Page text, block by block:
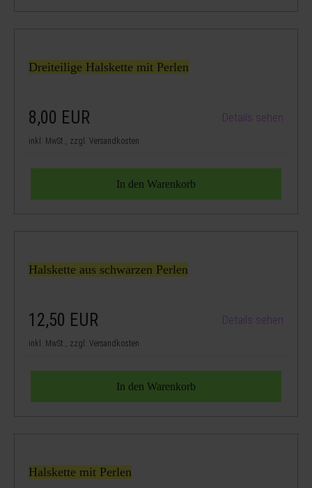
Dreiteilige Halskette mit Perlen
8,00 EUR Details sehen
inkl. MwSt., zzgl. Versandkosten
Halskette aus schwarzen Perlen
12,50 EUR Details sehen
inkl. MwSt., zzgl. Versandkosten
Halskette mit Perlen